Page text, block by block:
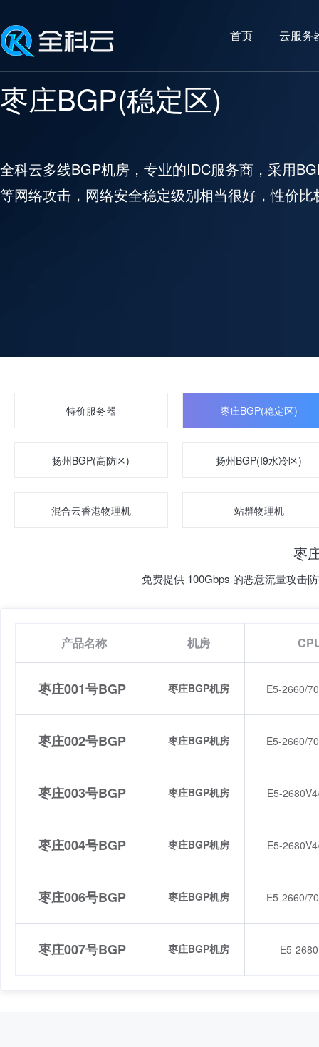
首页 云服务
枣庄BGP(稳定区)
全科云多线BGP机房，专业的IDC服务商，采用
等网络攻击，网络安全稳定级别相当很好，性价比
特价服务器 枣庄BGP(稳定区)
扬州BGP(高防区) 扬州BGP(I9水冷区)
混合云香港物理机 站群物理机
枣
免费提供 100Gbps 的恶意流量攻击
产品名称 机房
枣庄001号BGP 枣庄BGP机房 E5-2660/
枣庄002号BGP 枣庄BGP机房 E5-2660/
枣庄003号BGP 枣庄BGP机房 E5-
枣庄004号BGP 枣庄BGP机房 E5-
枣庄006号BGP 枣庄BGP机房 E5-2660/
枣庄007号BGP 枣庄BGP机房 E5-